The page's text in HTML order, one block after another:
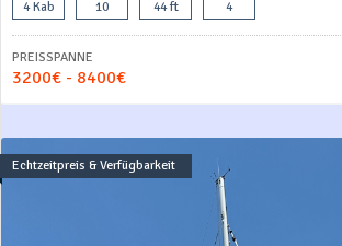
4 Kab 10 44 ft 4
PREISSPANNE
3200€ - 8400€
Echtzeitpreis & Verfügbarkeit